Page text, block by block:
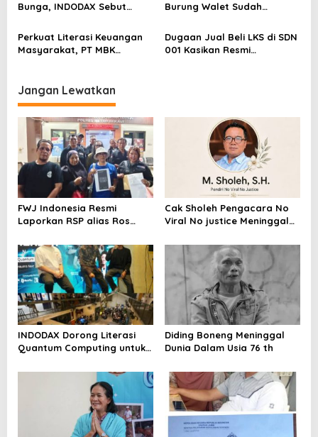
Bunga, INDODAX Sebut
Sentimen Pasar
Burung Walet Sudah
Pelapor Desak Polda Jambi
Segera Lakukan Penahanan
Perkuat Literasi Keuangan
Masyarakat, PT MBK
Dugaan Jual Beli LKS di SDN
001 Kasikan Resmi
Jangan Lewatkan
FWJ Indonesia Resmi
Laporkan RSP alias Ros
Cak Sholeh Pengacara No
Viral No justice Meninggal
INDODAX Dorong Literasi
Quantum Computing untuk
Blockchain
Diding Boneng Meninggal
Dunia Dalam Usia 76 th